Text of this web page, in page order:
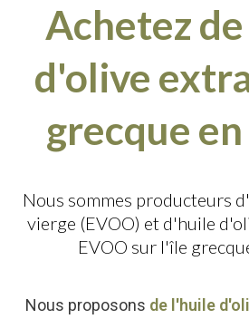
Achetez
d'olive
grecque
Nous sommes producteurs
vierge (EVOO) et d'huile
EVOO sur l'île
Nous proposons de l'huile